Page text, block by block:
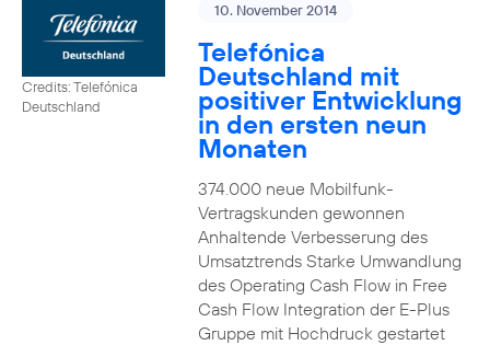
Credits: Telefónica
Deutschland
10. November 2014
Telefónica
Deutschland mit
positiver Entwicklung
in den ersten neun
Monaten
374.000 neue Mobilfunk-
Vertragskunden gewonnen
Anhaltende Verbesserung des
Umsatztrends Starke Umwandlung
des Operating Cash Flow in Free
Cash Flow Integration der E-Plus
Gruppe mit Hochdruck gestartet